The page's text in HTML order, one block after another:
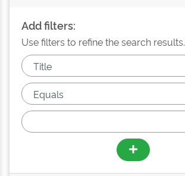
Add filters:
Use filters to refine the search results.